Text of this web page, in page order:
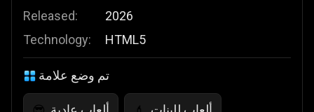
Released:
Technology:
2026
HTML5
تم وضع علامة